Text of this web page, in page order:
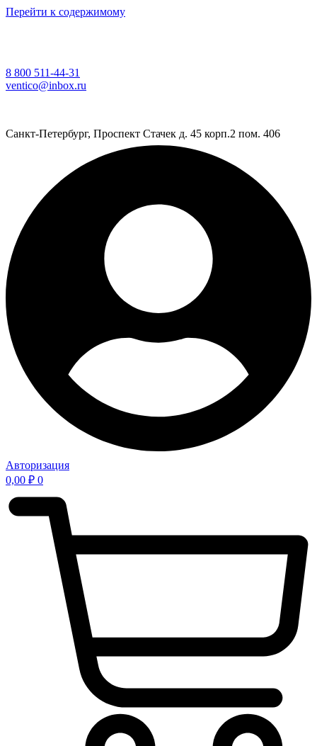
Перейти к содержимому
8 800 511-44-31
ventico@inbox.ru
Санкт-Петербург, Проспект Стачек д. 45 корп.2 пом. 406
Авторизация
0,00 ₽ 0